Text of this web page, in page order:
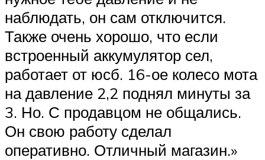
наблюдать, он сам отключится.
Также очень хорошо, что если
встроенный аккумулятор сел,
работает от юсб. 16-ое колесо мота
на давление 2,2 поднял минуты за
3. Но. С продавцом не общались.
Он свою работу сделал
оперативно. Отличный магазин.»